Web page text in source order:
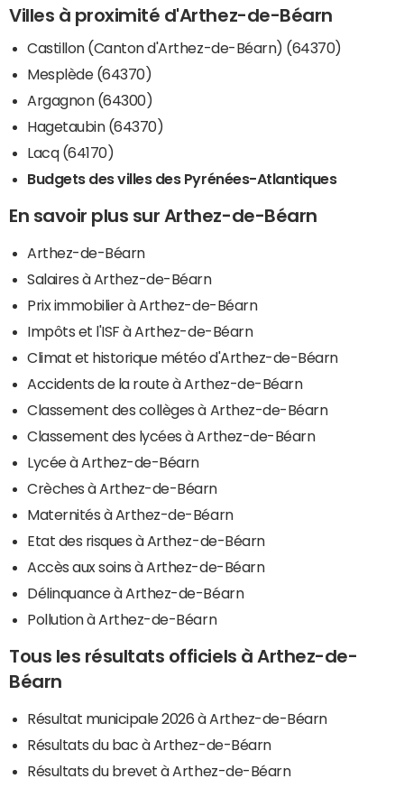
Villes à proximité d'Arthez-de-Béarn
Castillon (Canton d'Arthez-de-Béarn) (64370)
Mesplède (64370)
Argagnon (64300)
Hagetaubin (64370)
Lacq (64170)
Budgets des villes des Pyrénées-Atlantiques
En savoir plus sur Arthez-de-Béarn
Arthez-de-Béarn
Salaires à Arthez-de-Béarn
Prix immobilier à Arthez-de-Béarn
Impôts et l'ISF à Arthez-de-Béarn
Climat et historique météo d'Arthez-de-Béarn
Accidents de la route à Arthez-de-Béarn
Classement des collèges à Arthez-de-Béarn
Classement des lycées à Arthez-de-Béarn
Lycée à Arthez-de-Béarn
Crèches à Arthez-de-Béarn
Maternités à Arthez-de-Béarn
Etat des risques à Arthez-de-Béarn
Accès aux soins à Arthez-de-Béarn
Délinquance à Arthez-de-Béarn
Pollution à Arthez-de-Béarn
Tous les résultats officiels à Arthez-de-
Béarn
Résultat municipale 2026 à Arthez-de-Béarn
Résultats du bac à Arthez-de-Béarn
Résultats du brevet à Arthez-de-Béarn